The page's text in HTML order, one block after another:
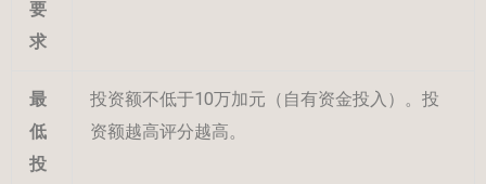
要
求
最
低
投
投资额不低于10万加元（自有资金投入）。投
资额越高评分越高。